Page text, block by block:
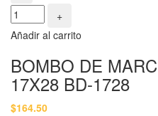
+
Añadir al carrito
BOMBO DE
17X28 BD-1728
$164.50